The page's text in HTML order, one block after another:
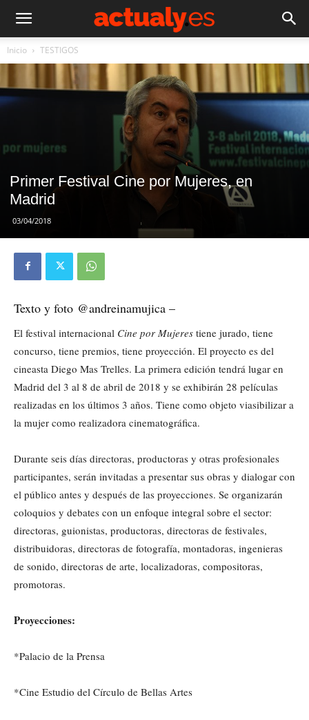
Inicio TESTIGOS
Primer Festival Cine por Mujeres, en
Madrid
03/04/2018
Texto y foto @andreinamujica –
El festival internacional Cine por Mujeres tiene jurado, tiene
concurso, tiene premios, tiene proyección. El proyecto es del
cineasta Diego Mas Trelles. La primera edición tendrá lugar en
Madrid del 3 al 8 de abril de 2018 y se exhibirán 28 películas
realizadas en los últimos 3 años. Tiene como objeto viasibilizar a
la mujer como realizadora cinematográfica.
Durante seis días directoras, productoras y otras profesionales
participantes, serán invitadas a presentar sus obras y dialogar con
el público antes y después de las proyecciones. Se organizarán
coloquios y debates con un enfoque integral sobre el sector:
directoras, guionistas, productoras, directoras de festivales,
distribuidoras, directoras de fotografía, montadoras, ingenieras
de sonido, directoras de arte, localizadoras, compositoras,
promotoras.
Proyecciones:
*Palacio de la Prensa
*Cine Estudio del Círculo de Bellas Artes